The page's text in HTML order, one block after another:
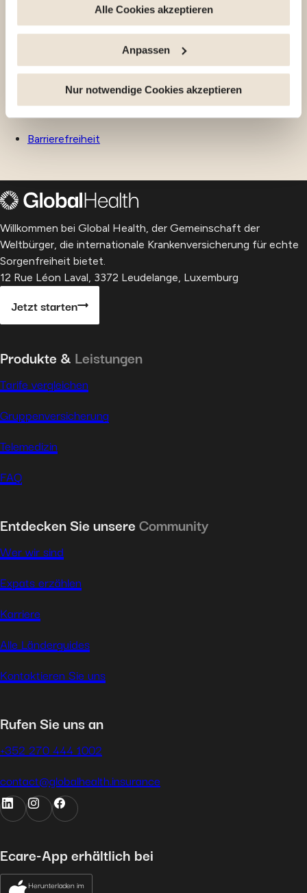
Sie haben die Möglichkeit, Ihre Zustimmung jederzeit zu
widerrufen, indem Sie auf den Link "Cookie-Verwaltung"
für das ordnungsgemäße Funktionieren der Website
unbedingt erforderlich. Bitte beachten Sie, dass bei der
Deaktivierung von hier verwendeten Cookies einige
Funktionen oder Teile dieser Website möglicherweise
verwendet, um : Ihre Nutzererfahrung zu verbessern,
verstehen, wie Sie auf unsere Website gelangen.
mit den verwendeten sozialen Netzwerken zu teilen und
Ihnen die Möglichkeit zu geben, Inhalte anzuzeigen, die
auf einer externen Website gehostet werden.
Alle Cookies akzeptieren
Anpassen
Nur notwendige Cookies akzeptieren
FAQ
Geschäftsbedingungen
Datenschutzbestimmungen
Barrierefreiheit
Willkommen bei Global Health, der Gemeinschaft der
Weltbürger, die internationale Krankenversicherung für echte
Sorgenfreiheit bietet.
12 Rue Léon Laval, 3372 Leudelange, Luxemburg
Jetzt starten
Produkte & Leistungen
Tarife vergleichen
Gruppenversicherung
Telemedizin
FAQ
Entdecken Sie unsereCommunity
Wer wir sind
Expats erzählen
Karriere
Alle Länderguides
Kontaktieren Sie uns
Rufen Sie uns an
+352 270 444 1002
contact@globalhealth.insurance
Ecare-App erhältlich bei
Herunterladen im